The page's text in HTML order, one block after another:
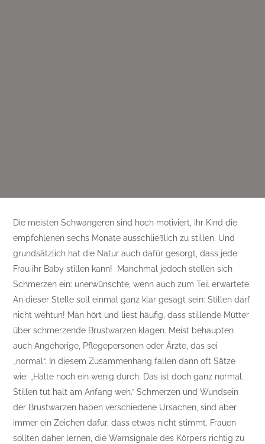
Die meisten Schwangeren sind hoch motiviert, ihr Kind die
empfohlenen sechs Monate ausschließlich zu stillen. Und
grundsätzlich hat die Natur auch dafür gesorgt, dass jede
Frau ihr Baby stillen kann! Manchmal jedoch stellen sich
Schmerzen ein: unerwünschte, wenn auch zum Teil erwartete.
An dieser Stelle soll einmal ganz klar gesagt sein: Stillen darf
nicht wehtun! Man hört und liest häufig, dass stillende Mütter
über schmerzende Brustwarzen klagen. Meist behaupten
auch Angehörige, Pflegepersonen oder Ärzte, das sei
„normal“. In diesem Zusammenhang fallen dann oft Sätze
wie: „Halte noch ein wenig durch. Das ist doch ganz normal.
Stillen tut halt am Anfang weh.” Schmerzen und Wundsein
der Brustwarzen haben verschiedene Ursachen, sind aber
immer ein Zeichen dafür, dass etwas nicht stimmt. Frauen
sollten daher lernen, die Warnsignale des Körpers richtig zu